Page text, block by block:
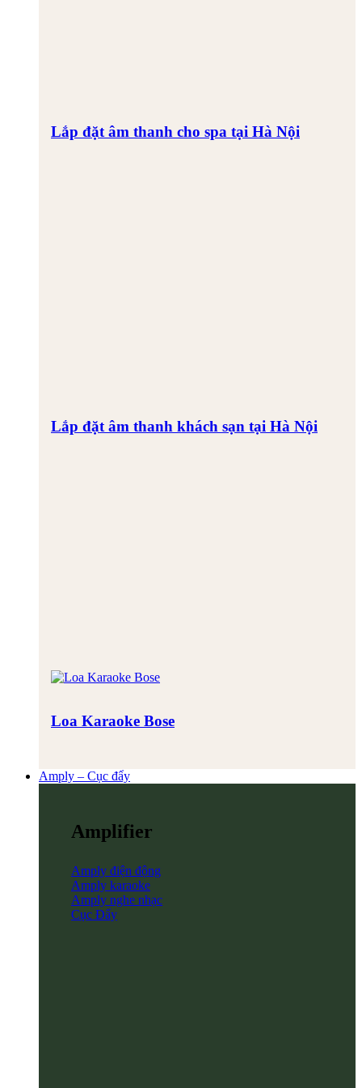
Lắp đặt âm thanh cho spa tại Hà Nội
Lắp đặt âm thanh khách sạn tại Hà Nội
Loa Karaoke Bose
Amply – Cục đẩy
Amplifier
Amply điện động
Amply karaoke
Amply nghe nhạc
Cục Đẩy